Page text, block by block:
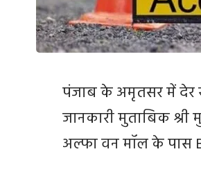
पंजाब के अमृतसर में देर
जानकारी मुताबिक श्री
अल्फा वन मॉल के पास